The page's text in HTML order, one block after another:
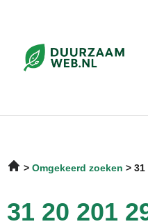
Omgekeerd zoeken 31
31 20 201